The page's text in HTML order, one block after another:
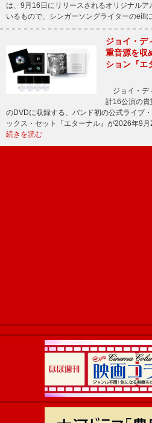
は、9月16日にリリースされるオリジナルア
いるもので、シンガーソングライターのeill
ジョイ・デ
重音源を収
ション『エ
ジョイ・デ
計16公演の
のDVDに収録する、バンド初の公式ライブ
ックス・セット『エターナル』が2026年
続きを読む